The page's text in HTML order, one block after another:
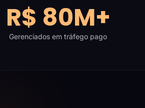
R$ 80M+
Gerenciados em tráfego pago